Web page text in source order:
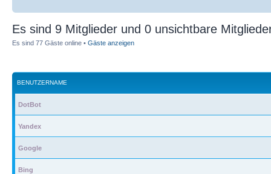
Es sind 9 Mitglieder und 0 unsichtbare
Es sind 77 Gäste online • Gäste anzeigen
BENUTZERNAME
DotBot
Yandex
Google
Bing